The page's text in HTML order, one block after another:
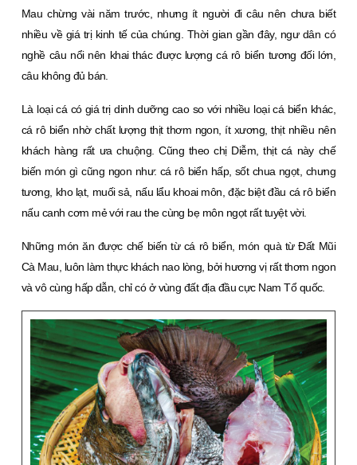
Mau chừng vài năm trước, nhưng ít người đi câu nên chưa biết
nhiều về giá trị kinh tế của chúng. Thời gian gần đây, ngư dân có
nghề câu nổi nên khai thác được lượng cá rô biển tương đối lớn,
câu không đủ bán.
Là loại cá có giá trị dinh dưỡng cao so với nhiều loại cá biển khác,
cá rô biển nhờ chất lượng thịt thơm ngon, ít xương, thịt nhiều nên
khách hàng rất ưa chuộng. Cũng theo chị Diễm, thịt cá này chế
biến món gì cũng ngon như: cá rô biển hấp, sốt chua ngọt, chưng
tương, kho lạt, muối sả, nấu lẩu khoai môn, đặc biệt đầu cá rô biển
nấu canh cơm mẻ với rau the cùng bẹ môn ngọt rất tuyệt vời.
Những món ăn được chế biến từ cá rô biển, món quà từ Ðất Mũi
Cà Mau, luôn làm thực khách nao lòng, bởi hương vị rất thơm ngon
và vô cùng hấp dẫn, chỉ có ở vùng đất địa đầu cực Nam Tổ quốc.